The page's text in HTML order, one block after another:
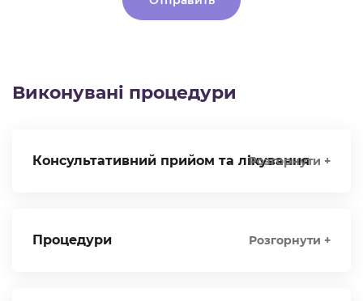
Виконувані процедури
Консультативний прийом та лікування
Розгорнути +
Процедури Розгорнути +